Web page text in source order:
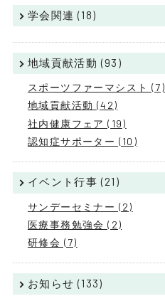
学会関連 (18)
地域貢献活動 (93)
スポーツファーマシスト (7)
地域貢献活動 (42)
社内健康フェア (19)
認知症サポーター (10)
イベント行事 (21)
サンデーセミナー (2)
医療事務勉強会 (2)
研修会 (7)
お知らせ (133)